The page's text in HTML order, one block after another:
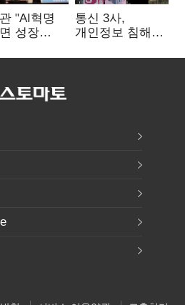
"AI혁명
성장
로젝트·
통신 3사,
개인정보 침해
시정…공정위